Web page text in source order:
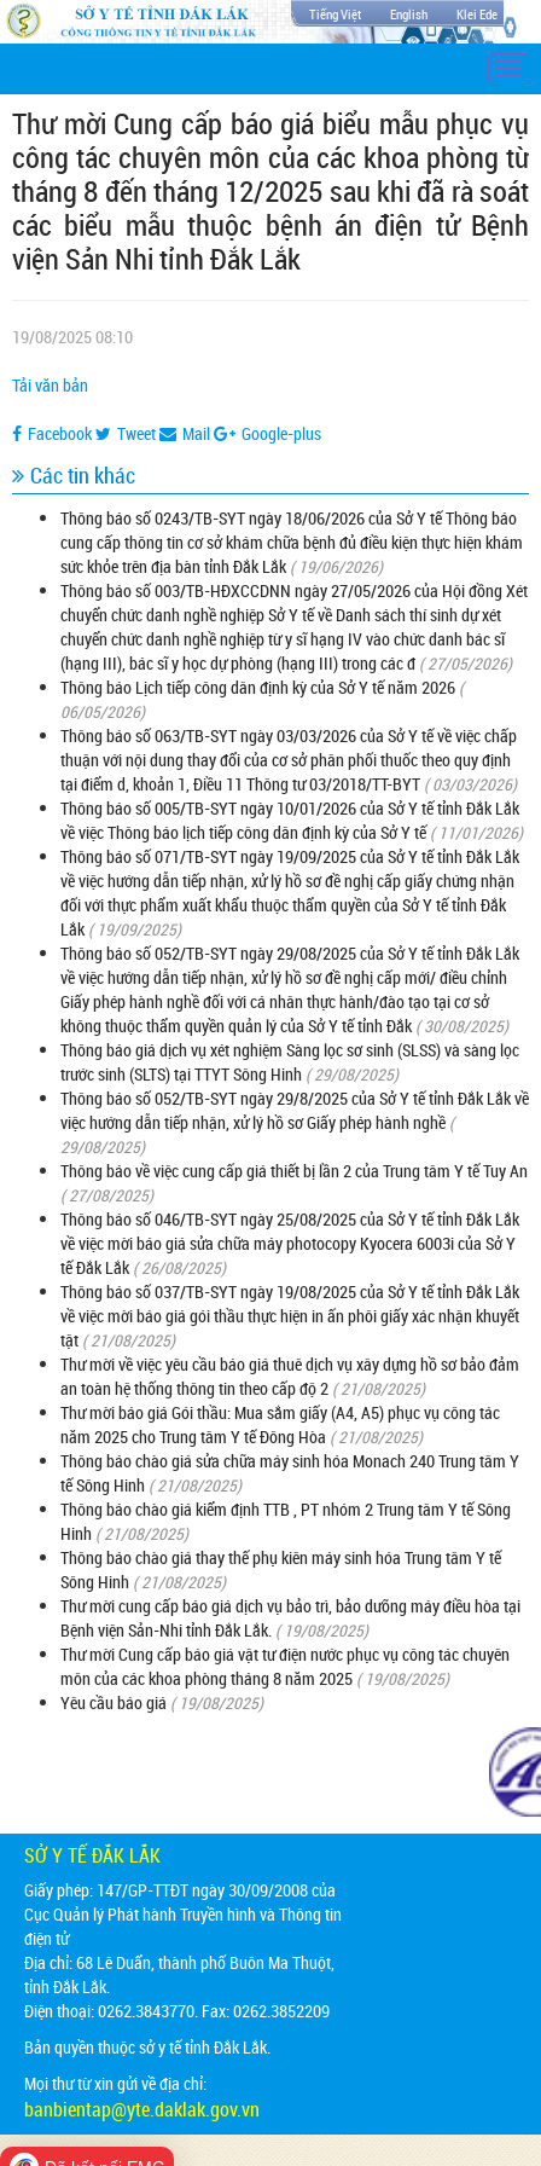
Tiếng Việt English Klei Ede
Thư mời Cung cấp báo giá biểu mẫu phục vụ
công tác chuyên môn của các khoa phòng từ
tháng 8 đến tháng 12/2025 sau khi đã rà soát
các biểu mẫu thuộc bệnh án điện tử Bệnh
viện Sản Nhi tỉnh Đắk Lắk
19/08/2025 08:10
Tải văn bản
Facebook Tweet Mail Google-plus
Các tin khác
Thông báo số 0243/TB-SYT ngày 18/06/2026 của Sở Y tế Thông báo
cung cấp thông tin cơ sở khám chữa bệnh đủ điều kiện thực hiện khám
sức khỏe trên địa bàn tỉnh Đắk Lắk ( 19/06/2026)
Thông báo số 003/TB-HĐXCCDNN ngày 27/05/2026 của Hội đồng Xét
chuyển chức danh nghề nghiệp Sở Y tế về Danh sách thí sinh dự xét
chuyển chức danh nghề nghiệp từ y sĩ hạng IV vào chức danh bác sĩ
(hạng III), bác sĩ y học dự phòng (hạng III) trong các đ ( 27/05/2026)
Thông báo Lịch tiếp công dân định kỳ của Sở Y tế năm 2026 (
06/05/2026)
Thông báo số 063/TB-SYT ngày 03/03/2026 của Sở Y tế về việc chấp
thuận với nội dung thay đổi của cơ sở phân phối thuốc theo quy định
tại điểm d, khoản 1, Điều 11 Thông tư 03/2018/TT-BYT ( 03/03/2026)
Thông báo số 005/TB-SYT ngày 10/01/2026 của Sở Y tế tỉnh Đắk Lắk
về việc Thông báo lịch tiếp công dân định kỳ của Sở Y tế ( 11/01/2026)
Thông báo số 071/TB-SYT ngày 19/09/2025 của Sở Y tế tỉnh Đắk Lắk
về việc hướng dẫn tiếp nhận, xử lý hồ sơ đề nghị cấp giấy chứng nhận
đối với thực phẩm xuất khẩu thuộc thẩm quyền của Sở Y tế tỉnh Đắk
Lắk ( 19/09/2025)
Thông báo số 052/TB-SYT ngày 29/08/2025 của Sở Y tế tỉnh Đắk Lắk
về việc hướng dẫn tiếp nhận, xử lý hồ sơ đề nghị cấp mới/ điều chỉnh
Giấy phép hành nghề đối với cá nhân thực hành/đào tạo tại cơ sở
không thuộc thẩm quyền quản lý của Sở Y tế tỉnh Đắk ( 30/08/2025)
Thông báo giá dịch vụ xét nghiệm Sàng lọc sơ sinh (SLSS) và sàng lọc
trước sinh (SLTS) tại TTYT Sông Hinh ( 29/08/2025)
Thông báo số 052/TB-SYT ngày 29/8/2025 của Sở Y tế tỉnh Đắk Lắk về
việc hướng dẫn tiếp nhận, xử lý hồ sơ Giấy phép hành nghề (
29/08/2025)
Thông báo về việc cung cấp giá thiết bị lần 2 của Trung tâm Y tế Tuy An
( 27/08/2025)
Thông báo số 046/TB-SYT ngày 25/08/2025 của Sở Y tế tỉnh Đắk Lắk
về việc mời báo giá sửa chữa máy photocopy Kyocera 6003i của Sở Y
tế Đắk Lắk ( 26/08/2025)
Thông báo số 037/TB-SYT ngày 19/08/2025 của Sở Y tế tỉnh Đắk Lắk
về việc mời báo giá gói thầu thực hiện in ấn phôi giấy xác nhận khuyết
tật ( 21/08/2025)
Thư mời về việc yêu cầu báo giá thuê dịch vụ xây dựng hồ sơ bảo đảm
an toàn hệ thống thông tin theo cấp độ 2 ( 21/08/2025)
Thư mời báo giá Gói thầu: Mua sắm giấy (A4, A5) phục vụ công tác
năm 2025 cho Trung tâm Y tế Đông Hòa ( 21/08/2025)
Thông báo chào giá sửa chữa máy sinh hóa Monach 240 Trung tâm Y
tế Sông Hinh ( 21/08/2025)
Thông báo chào giá kiểm định TTB , PT nhóm 2 Trung tâm Y tế Sông
Hinh ( 21/08/2025)
Thông báo chào giá thay thế phụ kiên máy sinh hóa Trung tâm Y tế
Sông Hinh ( 21/08/2025)
Thư mời cung cấp báo giá dịch vụ bảo trì, bảo dưỡng máy điều hòa tại
Bệnh viện Sản-Nhi tỉnh Đắk Lắk. ( 19/08/2025)
Thư mời Cung cấp báo giá vật tư điện nước phục vụ công tác chuyên
môn của các khoa phòng tháng 8 năm 2025 ( 19/08/2025)
Yêu cầu báo giá ( 19/08/2025)
SỞ Y TẾ ĐẮK LẮK
Giấy phép: 147/GP-TTĐT ngày 30/09/2008 của
Cục Quản lý Phát hành Truyền hình và Thông tin
điện tử
Địa chỉ:68 Lê Duẩn, thành phố Buôn Ma Thuột,
tỉnh Đắk Lắk.
Điện thoại: 0262.3843770. Fax: 0262.3852209
Bản quyền thuộc sở y tế tỉnh Đắk Lắk.
Mọi thư từ xin gửi về địa chỉ:
banbientap@yte.daklak.gov.vn